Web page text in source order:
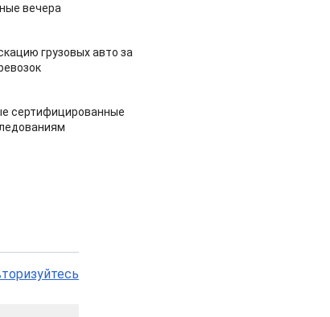
вечера
грузовых авто за
сертифицированные